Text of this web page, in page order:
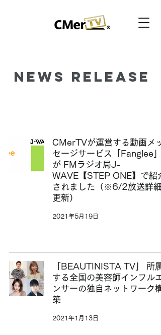
News Release
CMerTVが運営する動画メッ
セージサービス「Fanglee」
が FMラジオ局J-
WAVE【STEP ONE】で紹
されました（※6/2放送詳細
更新）
2021年5月19日
「BEAUTINISTA TV」 所属
する全国の美容師インフルエ
ンサーの独自ネットワーク構
築
2021年1月13日